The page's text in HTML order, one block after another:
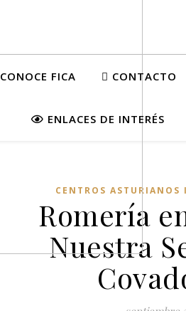
CONOCE FICA CONTACTO
ENLACES DE INTERÉS
CENTROS ASTURIANOS
Romería
Nuestra